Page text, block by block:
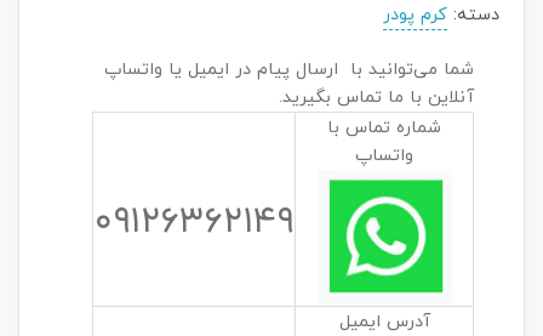
دسته: کرم پودر
شما می‌توانید با ارسال پیام در ایمیل یا واتساپ
آنلاین با ما تماس بگیرید.
شماره تماس با
واتساپ
۰۹۱۲۶۳۶۲۱۴۹
آدرس ایمیل